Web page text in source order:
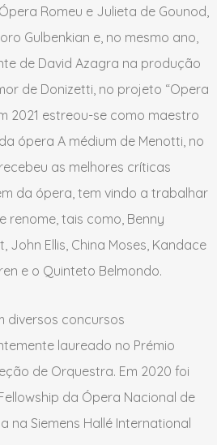
Romeu e Julieta de Gounod,
Gulbenkian e, no mesmo ano,
de David Azagra na produção
de Donizetti, no projeto “Opera
2021 estreou-se como maestro
ópera A médium de Menotti, no
as melhores críticas
da ópera, tem vindo a trabalhar
renome, tais como, Benny
John Ellis, China Moses, Kandace
e o Quinteto Belmondo.
diversos concursos
laureado no Prémio
de Orquestra. Em 2020 foi
da Ópera Nacional de
na Siemens Hallé International